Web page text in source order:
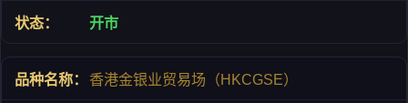
开市
香港金银业贸易场（HKCGSE）